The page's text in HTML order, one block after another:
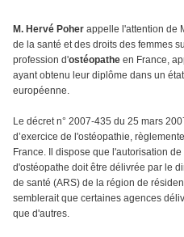
M. Hervé Poher appelle l'attention de
de la santé et des droits des femmes
profession d'ostéopathe en France,
ayant obtenu leur diplôme dans un
européenne.
Le décret n° 2007-435 du 25 mars
d’exercice de l'ostéopathie,
France. Il dispose que l'autorisation
d'ostéopathe doit être délivrée par le
de santé (ARS) de la région de
semblerait que certaines agences
que d'autres.